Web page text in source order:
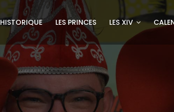
HISTORIQUE LES PRINCES LES XIV